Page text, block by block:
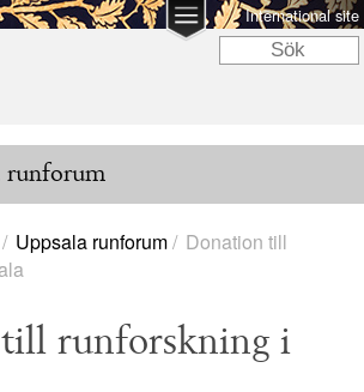
International site
runforum
Uppsala runforum
Donation till
runforskning i